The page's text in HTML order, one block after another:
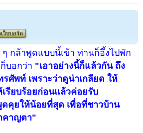
ว็บบอร์ด
ๆ กล้าพูดแบบนี้เข้า ท่านก็อึ้งไปพัก
บอกว่า "เอาอย่างนี้ก็แล้วกัน ถึง
รศัพท์ เพราะว่าดูน่าเกลียด ให้
รียบร้อยก่อนแล้วค่อยรับ
ดคุยให้น้อยที่สุด เพื่อที่ชาวบ้าน
คาญตา"